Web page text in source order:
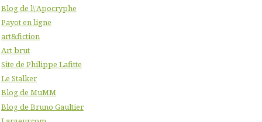
Blog de l\'Apocryphe
Payot en ligne
art&fiction
Art brut
Site de Philippe Lafitte
Le Stalker
Blog de MuMM
Blog de Bruno Gaultier